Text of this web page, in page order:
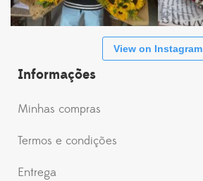
View on Instagram
Informações
Minhas compras
Termos e condições
Entrega